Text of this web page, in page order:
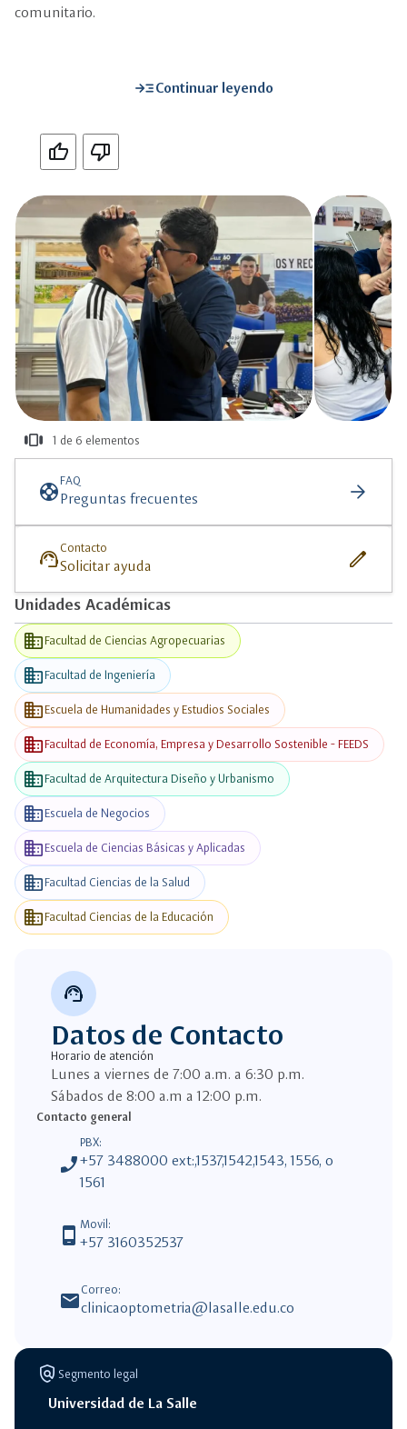
view_carousel
más
información
1 de 6 elementos
comunitario.
read_moreContinuar leyendo
Si No
supportFAQ
Preguntas frecuentes arrow_forward
support_agent Contacto
Solicitar ayuda edit
Unidades Académicas
businessFacultad de Ciencias Agropecuarias
businessFacultad de Ingeniería
businessEscuela de Humanidades y Estudios Sociales
businessFacultad de Economía, Empresa y Desarrollo Sostenible - FEEDS
businessFacultad de Arquitectura Diseño y Urbanismo
businessEscuela de Negocios
businessEscuela de Ciencias Básicas y Aplicadas
businessFacultad Ciencias de la Salud
businessFacultad Ciencias de la Educación
support_agent
Datos de Contacto
Horario de atención
Lunes a viernes de 7:00 a.m. a 6:30 p.m.
Sábados de 8:00 a.m a 12:00 p.m.
Contacto general
phone_enabled
PBX:
+57 3488000 ext:,1537,1542,1543, 1556, o
1561
phone_android Movil:
+57 3160352537
mail Correo:
clinicaoptometria@lasalle.edu.co
policy Segmento legal
Universidad de La Salle